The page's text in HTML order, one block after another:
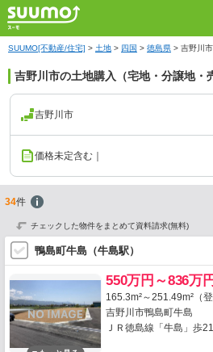
SUUMO[不動産/住宅] > 土地 > 四国 > 徳島県 > 吉野川
吉野川市の土地購入（宅地・分譲地・
吉野川市
価格未定含む｜
34件
チェックした物件をまとめて資料請求(無料)
鴨島町牛島（牛島駅）
550万円～836万円
165.3m²～251.49m²（登
吉野川市鴨島町牛島
ＪＲ徳島線「牛島」歩